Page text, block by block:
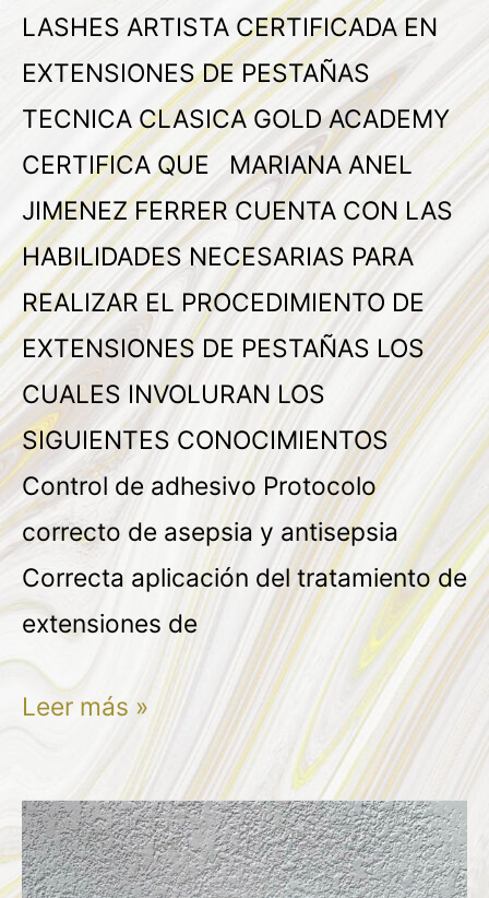
LASHES ARTISTA CERTIFICADA EN
EXTENSIONES DE PESTAÑAS
TECNICA CLASICA GOLD ACADEMY
CERTIFICA QUE MARIANA ANEL
JIMENEZ FERRER CUENTA CON LAS
HABILIDADES NECESARIAS PARA
REALIZAR EL PROCEDIMIENTO DE
EXTENSIONES DE PESTAÑAS LOS
CUALES INVOLURAN LOS
SIGUIENTES CONOCIMIENTOS
Control de adhesivo Protocolo
correcto de asepsia y antisepsia
Correcta aplicación del tratamiento de
extensiones de
Leer más »
AILEEN
JANET